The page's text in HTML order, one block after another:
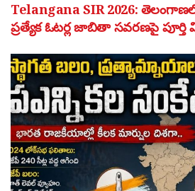
Telangana SIR 2026: తెలంగాణలో
ప్రత్యేక ఓటర్ల జాబితా సవరణపై పూర్తి